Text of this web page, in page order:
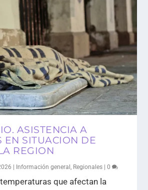
DIO SU ULTIMO
«NI UNA MENOS», LA
GENER...
CONVOCAN A UNA
POR EL F...
CON NUEVOS
TRANSPORTE, ALQUI...
BERAZATEGUI POR
«MECANICOS AM...
ASISTENCIA A
EN SITUACION DE
REGION
Información general, Regionales |0
que afectan la